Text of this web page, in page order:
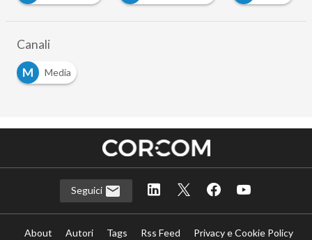
Canali
M
Media
Seguici
About Autori Tags Rss Feed
Privacy e Cookie Policy